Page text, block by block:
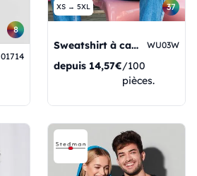
8
01714
XS → 5XL 37
Sweatshirt à capuche WU03W
depuis 14,57€/100
pièces.